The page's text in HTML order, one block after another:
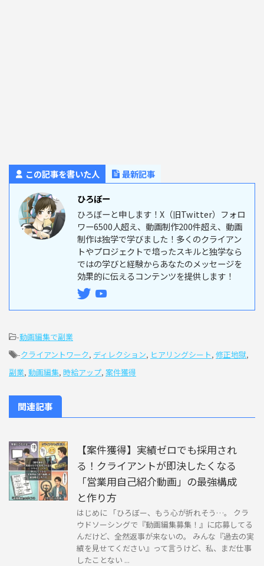
この記事を書いた人
最新記事
ひろぼー
ひろぼーと申します！X（旧Twitter）フォロ
ワー6500人超え、動画制作200件超え、動画
制作は独学で学びました！多くのクライアン
トやプロジェクトで培ったスキルと独学なら
ではの学びと経験からあなたのメッセージを
効果的に伝えるコンテンツを提供します！
-動画編集で副業
-クライアントワーク, ディレクション, ヒアリングシート, 修正地獄,
副業, 動画編集, 時給アップ, 案件獲得
関連記事
【案件獲得】実績ゼロでも採用され
る！クライアントが即決したくなる
「営業用自己紹介動画」の最強構成
と作り方
はじめに 「ひろぼー、もう心が折れそう…。 クラ
ウドソーシングで『動画編集募集！』に応募してる
んだけど、全然返事が来ないの。 みんな『過去の実
績を見せてください』って言うけど、私、まだ仕事
したことない ...